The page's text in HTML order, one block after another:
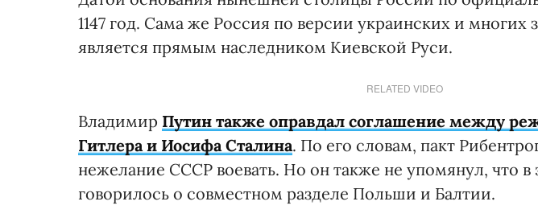
1147 год. Сама же Россия по версии украинских и многих
является прямым наследником Киевской Руси.
RELATED VIDEO
Владимир Путин также оправдал соглашение между
Гитлера и Иосифа Сталина. По его словам, пакт
нежелание СССР воевать. Но он также не упомянул, что
говорилось о совместном разделе Польши и Балтии.